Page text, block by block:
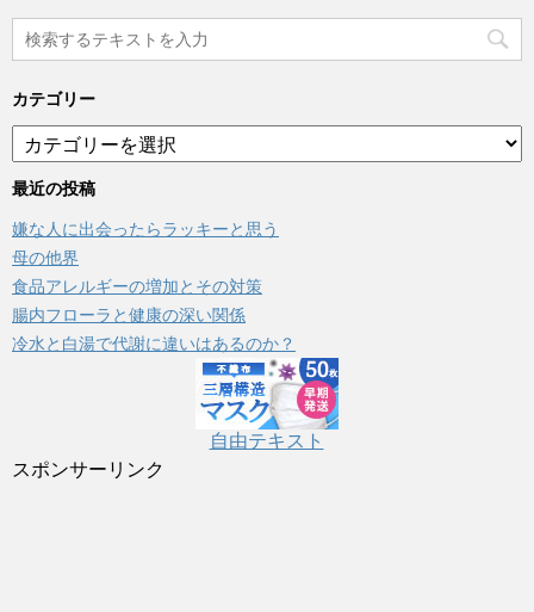
カテゴリー
テ
ゴ
ー
最近の投稿
嫌な人に出会ったらラッキーと思う
母の他界
食品アレルギーの増加とその対策
腸内フローラと健康の深い関係
冷水と白湯で代謝に違いはあるのか？
自由テキスト
スポンサーリンク